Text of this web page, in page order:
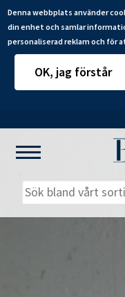
Denna webbplats använder
din enhet och samlar
personaliserad reklam och för
OK, jag förstår
till
huvudinnehåll